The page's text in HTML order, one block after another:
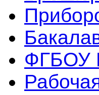
ФГБОУ